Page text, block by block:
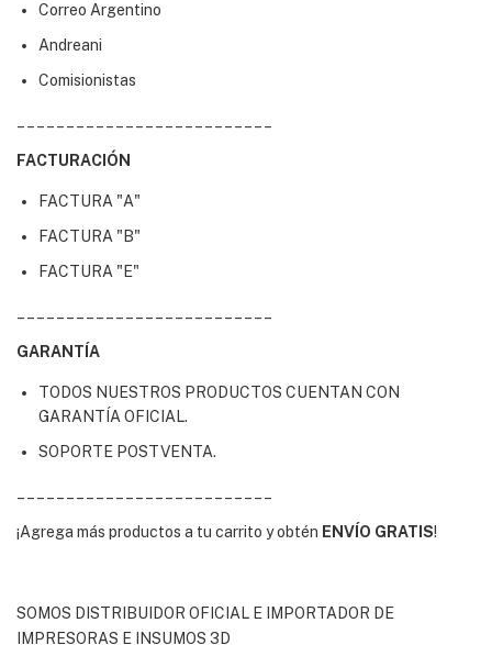
Correo Argentino
Andreani
Comisionistas
FACTURACIÓN
FACTURA "A"
FACTURA "B"
FACTURA "E"
GARANTÍA
TODOS NUESTROS PRODUCTOS CUENTAN CON
GARANTÍA OFICIAL.
SOPORTE POSTVENTA.
¡Agrega más productos a tu carrito y obtén ENVÍO GRATIS!
SOMOS DISTRIBUIDOR OFICIAL E IMPORTADOR DE
IMPRESORAS E INSUMOS 3D